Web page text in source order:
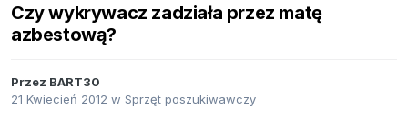
Czy wykrywacz zadziała przez matę
azbestową?
Przez BART30
21 Kwiecień 2012 w Sprzęt poszukiwawczy